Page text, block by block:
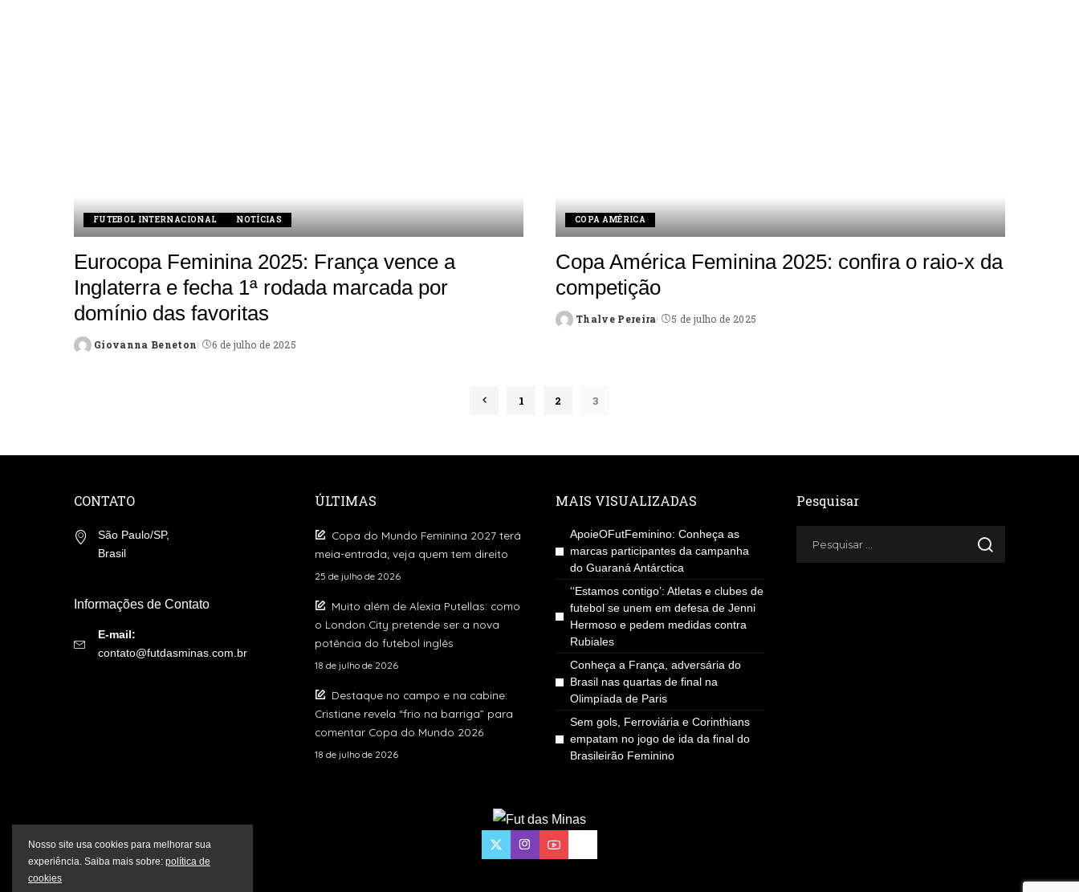
FUTEBOL INTERNACIONAL NOTÍCIAS
Eurocopa Feminina 2025: França vence a
Inglaterra e fecha 1ª rodada marcada por
domínio das favoritas
Posted
Giovanna Beneton 6 de julho de 2025
COPA AMÉRICA
Copa América Feminina 2025: confira o raio-x da
competição
Posted
Thalve Pereira 5 de julho de 2025
1 2 3
CONTATO
São Paulo/SP,
Brasil
Informações de Contato
E-mail:
contato@futdasminas.com.br
ÚLTIMAS
Copa do Mundo Feminina 2027 terá
meia-entrada; veja quem tem direito
25 de julho de 2026
Muito além de Alexia Putellas: como
o London City pretende ser a nova
potência do futebol inglês
18 de julho de 2026
Destaque no campo e na cabine:
Cristiane revela “frio na barriga” para
comentar Copa do Mundo 2026
18 de julho de 2026
MAIS VISUALIZADAS
ApoieOFutFeminino: Conheça as
marcas participantes da campanha
do Guaraná Antárctica
‘‘Estamos contigo’: Atletas e clubes de
futebol se unem em defesa de Jenni
Hermoso e pedem medidas contra
Rubiales
Conheça a França, adversária do
Brasil nas quartas de final na
Olimpíada de Paris
Sem gols, Ferroviária e Corinthians
empatam no jogo de ida da final do
Brasileirão Feminino
Pesquisar
Nosso site usa cookies para melhorar sua
experiência. Saiba mais sobre: política de
cookies